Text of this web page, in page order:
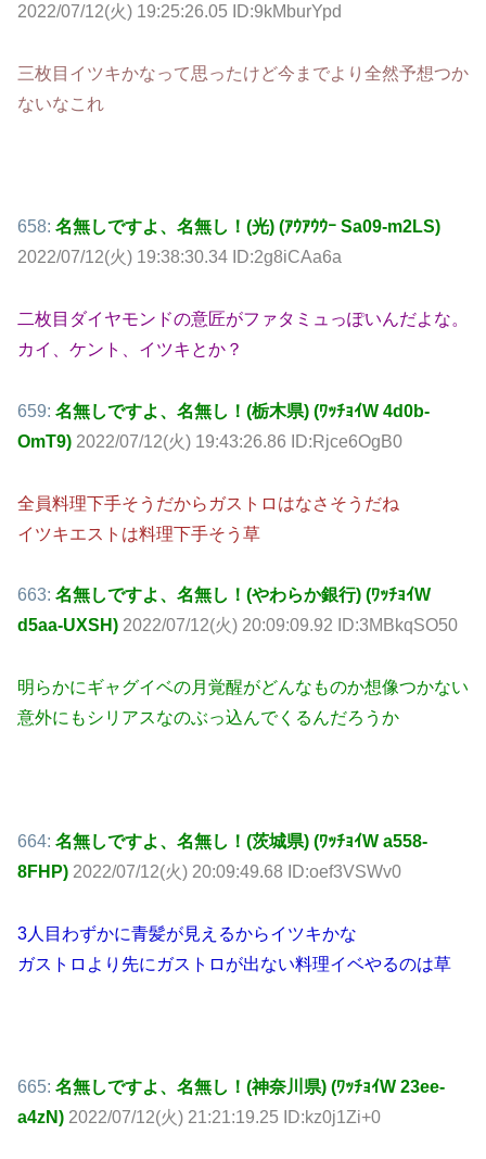
2022/07/12(火) 19:25:26.05 ID:9kMburYpd
三枚目イツキかなって思ったけど今までより全然予想つか
ないなこれ
658: 名無しですよ、名無し！(光) (ｱｳｱｳｳｰ Sa09-m2LS)
2022/07/12(火) 19:38:30.34 ID:2g8iCAa6a
二枚目ダイヤモンドの意匠がファタミュっぽいんだよな。
カイ、ケント、イツキとか？
659: 名無しですよ、名無し！(栃木県) (ﾜｯﾁｮｲW 4d0b-
OmT9) 2022/07/12(火) 19:43:26.86 ID:Rjce6OgB0
全員料理下手そうだからガストロはなさそうだね
イツキエストは料理下手そう草
663: 名無しですよ、名無し！(やわらか銀行) (ﾜｯﾁｮｲW
d5aa-UXSH) 2022/07/12(火) 20:09:09.92 ID:3MBkqSO50
明らかにギャグイベの月覚醒がどんなものか想像つかない
意外にもシリアスなのぶっ込んでくるんだろうか
664: 名無しですよ、名無し！(茨城県) (ﾜｯﾁｮｲW a558-
8FHP) 2022/07/12(火) 20:09:49.68 ID:oef3VSWv0
3人目わずかに青髪が見えるからイツキかな
ガストロより先にガストロが出ない料理イベやるのは草
665: 名無しですよ、名無し！(神奈川県) (ﾜｯﾁｮｲW 23ee-
a4zN) 2022/07/12(火) 21:21:19.25 ID:kz0j1Zi+0